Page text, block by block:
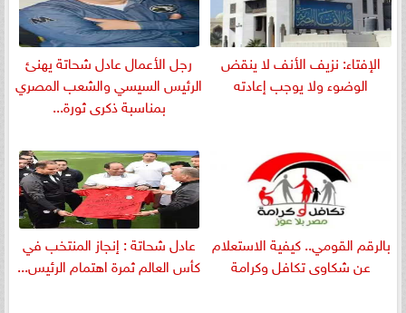
الإفتاء: نزيف الأنف لا ينقض
الوضوء ولا يوجب إعادته
رجل الأعمال عادل شحاتة يهنئ
الرئيس السيسي والشعب المصري
بمناسبة ذكرى ثورة...
بالرقم القومي.. كيفية الاستعلام
عن شكاوى تكافل وكرامة
عادل شحاتة : إنجاز المنتخب في
كأس العالم ثمرة اهتمام الرئيس...